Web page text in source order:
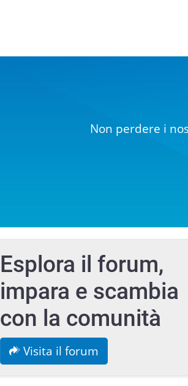
Non perdere i
Esplora il forum,
impara e scambia
con la comunità
Visita il forum